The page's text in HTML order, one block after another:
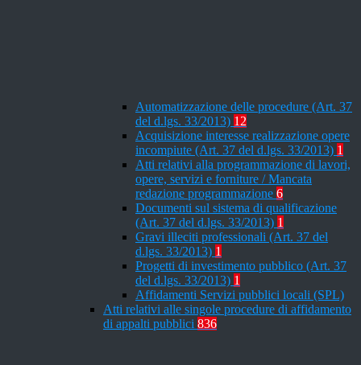
Automatizzazione delle procedure (Art. 37
del d.lgs. 33/2013) 12
Acquisizione interesse realizzazione opere
incompiute (Art. 37 del d.lgs. 33/2013) 1
Atti relativi alla programmazione di lavori,
opere, servizi e forniture / Mancata
redazione programmazione 6
Documenti sul sistema di qualificazione
(Art. 37 del d.lgs. 33/2013) 1
Gravi illeciti professionali (Art. 37 del
d.lgs. 33/2013) 1
Progetti di investimento pubblico (Art. 37
del d.lgs. 33/2013) 1
Affidamenti Servizi pubblici locali (SPL)
Atti relativi alle singole procedure di affidamento
di appalti pubblici 836